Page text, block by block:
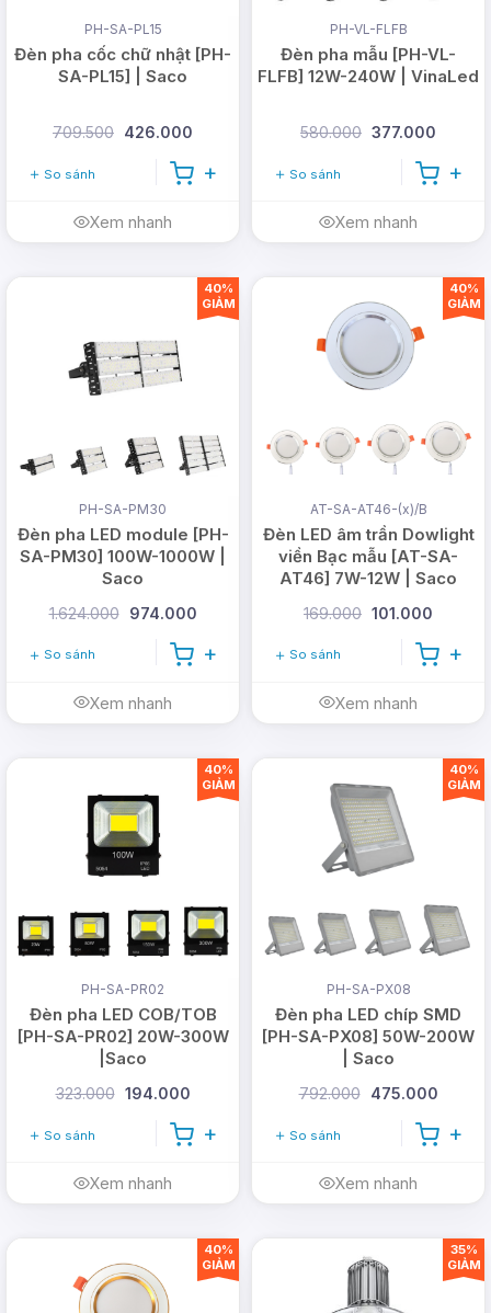
PH-SA-PL15
Đèn pha cốc chữ nhật [PH-
SA-PL15] | Saco
709.500 426.000
So sánh
Xem nhanh
PH-VL-FLFB
Đèn pha mẫu [PH-VL-
FLFB] 12W-240W | VinaLed
580.000 377.000
So sánh
Xem nhanh
PH-SA-PM30
Đèn pha LED module [PH-
SA-PM30] 100W-1000W |
Saco
1.624.000 974.000
So sánh
Xem nhanh
40%
GIẢM
AT-SA-AT46-(x)/B
Đèn LED âm trần Dowlight
viền Bạc mẫu [AT-SA-
AT46] 7W-12W | Saco
169.000 101.000
So sánh
Xem nhanh
40%
GIẢM
PH-SA-PR02
Đèn pha LED COB/TOB
[PH-SA-PR02] 20W-300W
|Saco
323.000 194.000
So sánh
Xem nhanh
40%
GIẢM
PH-SA-PX08
Đèn pha LED chíp SMD
[PH-SA-PX08] 50W-200W
| Saco
792.000 475.000
So sánh
Xem nhanh
40%
GIẢM
40%
GIẢM
35%
GIẢM